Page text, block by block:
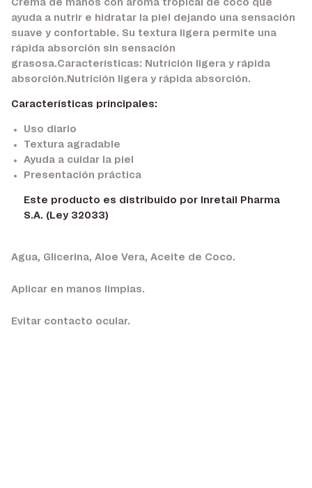
Crema de manos con aroma tropical de coco que
ayuda a nutrir e hidratar la piel dejando una sensación
suave y confortable. Su textura ligera permite una
rápida absorción sin sensación
grasosa.Características: Nutrición ligera y rápida
absorción.Nutrición ligera y rápida absorción.
Características principales:
Uso diario
Textura agradable
Ayuda a cuidar la piel
Presentación práctica
Este producto es distribuido por Inretail Pharma
S.A. (Ley 32033)
Agua, Glicerina, Aloe Vera, Aceite de Coco.
Aplicar en manos limpias.
Evitar contacto ocular.